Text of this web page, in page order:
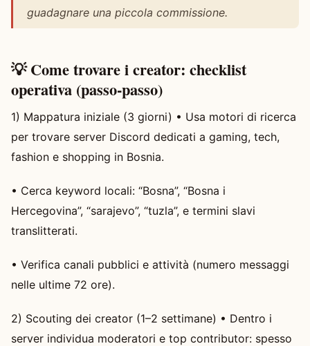
guadagnare una piccola commissione.
💡 Come trovare i creator: checklist
operativa (passo-passo)
1) Mappatura iniziale (3 giorni) • Usa motori di ricerca
per trovare server Discord dedicati a gaming, tech,
fashion e shopping in Bosnia.
• Cerca keyword locali: “Bosna”, “Bosna i
Hercegovina”, “sarajevo”, “tuzla”, e termini slavi
translitterati.
• Verifica canali pubblici e attività (numero messaggi
nelle ultime 72 ore).
2) Scouting dei creator (1–2 settimane) • Dentro i
server individua moderatori e top contributor: spesso